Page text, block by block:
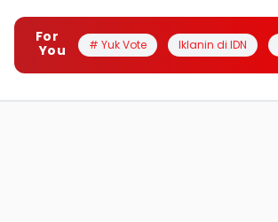
For
You
# Yuk Vote Iklanin di IDN